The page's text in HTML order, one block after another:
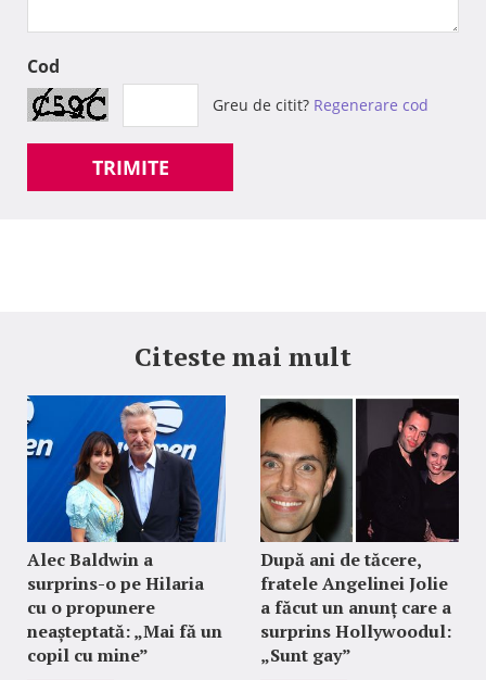
Cod
Greu de citit? Regenerare cod
TRIMITE
Citeste mai mult
Alec Baldwin a
surprins-o pe Hilaria
cu o propunere
neașteptată: „Mai fă un
copil cu mine”
După ani de tăcere,
fratele Angelinei Jolie
a făcut un anunț care a
surprins Hollywoodul:
„Sunt gay”